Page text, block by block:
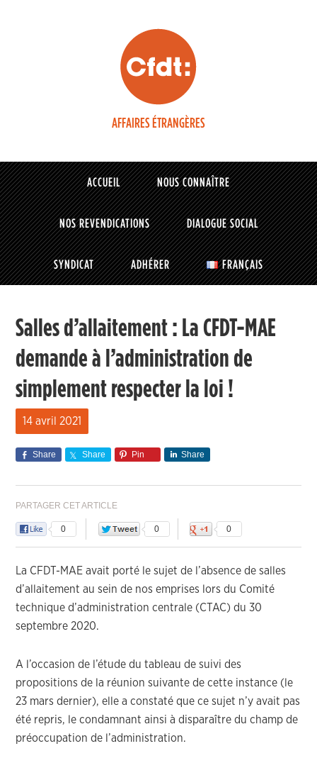
AFFAIRES ÉTRANGÈRES
ACCUEIL NOUS CONNAÎTRE
NOS REVENDICATIONS DIALOGUE SOCIAL
SYNDICAT ADHÉRER FRANÇAIS
Salles d’allaitement : La CFDT-MAE
demande à l’administration de
simplement respecter la loi !
14 avril 2021
Share Share Pin Share
PARTAGER CET ARTICLE
0 0 0
La CFDT-MAE avait porté le sujet de l’absence de salles
d’allaitement au sein de nos emprises lors du Comité
technique d’administration centrale (CTAC) du 30
septembre 2020.
A l’occasion de l’étude du tableau de suivi des
propositions de la réunion suivante de cette instance (le
23 mars dernier), elle a constaté que ce sujet n’y avait pas
été repris, le condamnant ainsi à disparaître du champ de
préoccupation de l’administration.